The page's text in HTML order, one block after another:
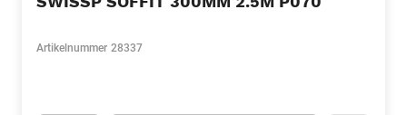
Artikelnummer 28337